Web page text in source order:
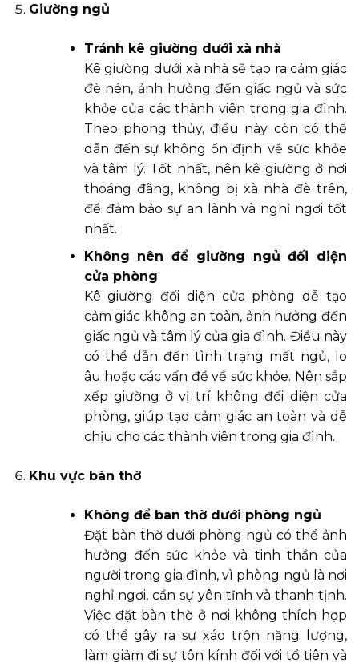
Giường ngủ
Tránh kê giường dưới xà nhà
Kê giường dưới xà nhà sẽ tạo ra cảm giác
đè nén, ảnh hưởng đến giấc ngủ và sức
khỏe của các thành viên trong gia đình.
Theo phong thủy, điều này còn có thể
dẫn đến sự không ổn định về sức khỏe
và tâm lý. Tốt nhất, nên kê giường ở nơi
thoáng đãng, không bị xà nhà đè trên,
để đảm bảo sự an lành và nghỉ ngơi tốt
nhất.
Không nên để giường ngủ đối diện
cửa phòng
Kê giường đối diện cửa phòng dễ tạo
cảm giác không an toàn, ảnh hưởng đến
giấc ngủ và tâm lý của gia đình. Điều này
có thể dẫn đến tình trạng mất ngủ, lo
âu hoặc các vấn đề về sức khỏe. Nên sắp
xếp giường ở vị trí không đối diện cửa
phòng, giúp tạo cảm giác an toàn và dễ
chịu cho các thành viên trong gia đình.
Khu vực bàn thờ
Không để ban thờ dưới phòng ngủ
Đặt bàn thờ dưới phòng ngủ có thể ảnh
hưởng đến sức khỏe và tinh thần của
người trong gia đình, vì phòng ngủ là nơi
nghỉ ngơi, cần sự yên tĩnh và thanh tịnh.
Việc đặt bàn thờ ở nơi không thích hợp
có thể gây ra sự xáo trộn năng lượng,
làm giảm đi sự tôn kính đối với tổ tiên và